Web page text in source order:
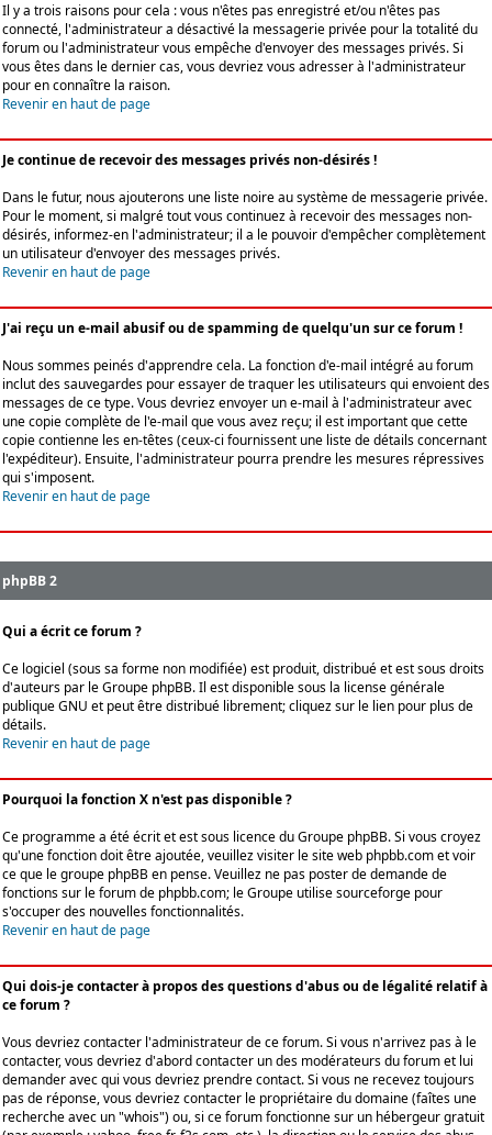
Il y a trois raisons pour cela : vous n'êtes pas enregistré et/ou n'êtes pas
connecté, l'administrateur a désactivé la messagerie privée pour la totalité du
forum ou l'administrateur vous empêche d'envoyer des messages privés. Si
vous êtes dans le dernier cas, vous devriez vous adresser à l'administrateur
pour en connaître la raison.
Revenir en haut de page
Je continue de recevoir des messages privés non-désirés !
Dans le futur, nous ajouterons une liste noire au système de messagerie privée.
Pour le moment, si malgré tout vous continuez à recevoir des messages non-
désirés, informez-en l'administrateur; il a le pouvoir d'empêcher complètement
un utilisateur d'envoyer des messages privés.
Revenir en haut de page
J'ai reçu un e-mail abusif ou de spamming de quelqu'un sur ce forum !
Nous sommes peinés d'apprendre cela. La fonction d'e-mail intégré au forum
inclut des sauvegardes pour essayer de traquer les utilisateurs qui envoient des
messages de ce type. Vous devriez envoyer un e-mail à l'administrateur avec
une copie complète de l'e-mail que vous avez reçu; il est important que cette
copie contienne les en-têtes (ceux-ci fournissent une liste de détails concernant
l'expéditeur). Ensuite, l'administrateur pourra prendre les mesures répressives
qui s'imposent.
Revenir en haut de page
phpBB 2
Qui a écrit ce forum ?
Ce logiciel (sous sa forme non modifiée) est produit, distribué et est sous droits
d'auteurs par leGroupe phpBB. Il est disponible sous la license générale
publique GNU et peut être distribué librement; cliquez sur le lien pour plus de
détails.
Revenir en haut de page
Pourquoi la fonction X n'est pas disponible ?
Ce programme a été écrit et est sous licence du Groupe phpBB. Si vous croyez
qu'une fonction doit être ajoutée, veuillez visiter le site web phpbb.com et voir
ce que le groupe phpBB en pense. Veuillez ne pas poster de demande de
fonctions sur le forum de phpbb.com; le Groupe utilise sourceforge pour
s'occuper des nouvelles fonctionnalités.
Revenir en haut de page
Qui dois-je contacter à propos des questions d'abus ou de légalité relatif à
ce forum ?
Vous devriez contacter l'administrateur de ce forum. Si vous n'arrivez pas à le
contacter, vous devriez d'abord contacter un des modérateurs du forum et lui
demander avec qui vous devriez prendre contact. Si vous ne recevez toujours
pas de réponse, vous devriez contacter le propriétaire du domaine (faîtes une
recherche avec un "whois") ou, si ce forum fonctionne sur un hébergeur gratuit